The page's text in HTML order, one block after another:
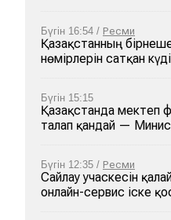
Бүгін 16:54 / Ресми
Қазақстанның
нөмірлерін сатқан
Бүгін 15:15
Қазақстанда мектеп
талап қандай —
Бүгін 12:35 / Ресми
Сайлау учаскесін
онлайн-сервис іске